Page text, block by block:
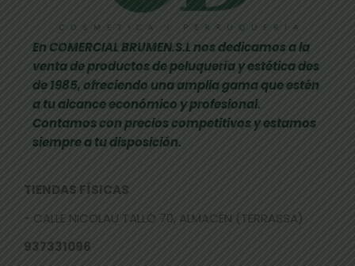
En COMERCIAL BRUMEN.S.L nos dedicamos a la
venta de productos de peluquería y estética des
de 1985, ofreciendo una amplia gama que estén
a tu alcance económico y profesional.
Contamos con precios competitivos y estamos
siempre a tu disposición.
TIENDAS FÍSICAS
- CALLE NICOLAU TALLÓ 70, ALMACÉN (TERRASSA)
937331096